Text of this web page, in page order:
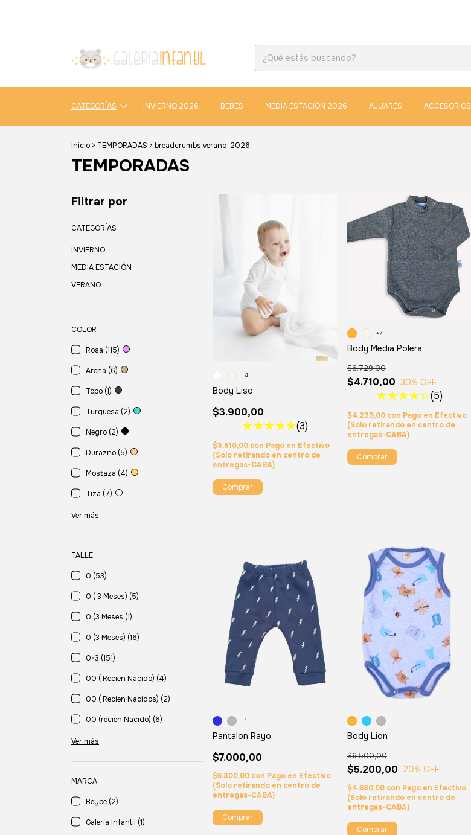
CATEGORÍAS INVIERNO 2026 BEBES MEDIA ESTACIÓN 2026 AJUARES ACCESORIOS
Inicio > TEMPORADAS > breadcrumbs.verano-2026
TEMPORADAS
Filtrar por
CATEGORÍAS
INVIERNO
MEDIA ESTACIÓN
VERANO
COLOR
Rosa (115)
Arena (6)
Topo (1)
Turquesa (2)
Negro (2)
Durazno (5)
Mostaza (4)
Tiza (7)
Ver más
TALLE
0 (53)
0 ( 3 Meses) (5)
0 (3 Meses (1)
0 (3 Meses) (16)
0-3 (151)
00 ( Recien Nacido) (4)
00 ( Recien Nacidos) (2)
00 (recien Nacido) (6)
Ver más
MARCA
Beybe (2)
Galería Infantil (1)
Body Liso
$3.900,00
(3)
$3.510,00 con Pago en Efectivo
(Solo retirando en centro de
entregas-CABA)
+4
Comprar
Body Media Polera
$4.710,00
$6.729,00
30% OFF
(5)
$4.239,00 con Pago en Efectivo
(Solo retirando en centro de
entregas-CABA)
+7
Comprar
Pantalon Rayo
$7.000,00
$6.300,00 con Pago en Efectivo
(Solo retirando en centro de
entregas-CABA)
+1
Comprar
Body Lion
$5.200,00
$6.500,00
20% OFF
$4.680,00 con Pago en Efectivo
(Solo retirando en centro de
entregas-CABA)
Comprar